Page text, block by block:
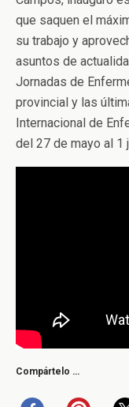
que saquen el
su trabajo y
asuntos de
Jornadas de
provincial y las
Internacional de
del 27 de mayo al 1
Compártelo …